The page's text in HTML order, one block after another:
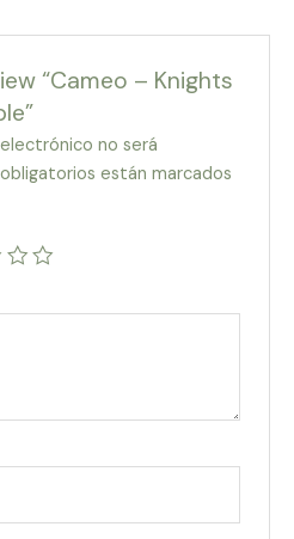
“Cameo – Knights
no será
están marcados